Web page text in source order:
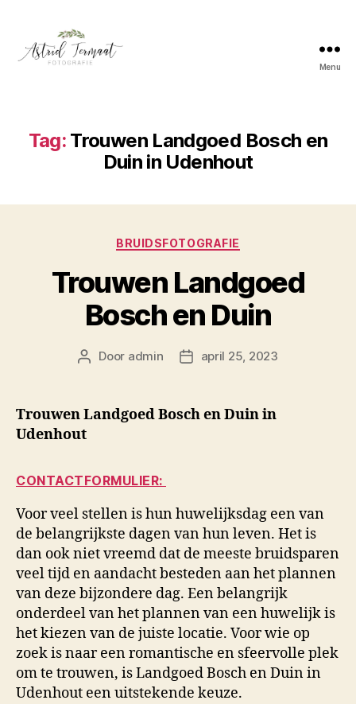
Menu
Tag: Trouwen Landgoed Bosch en
Duin in Udenhout
Categorieën
BRUIDSFOTOGRAFIE
Trouwen Landgoed
Bosch en Duin
Berichtauteur
Door admin Berichtdatum
april 25, 2023
Trouwen Landgoed Bosch en Duin in
Udenhout
CONTACTFORMULIER:
Voor veel stellen is hun huwelijksdag een van
de belangrijkste dagen van hun leven. Het is
dan ook niet vreemd dat de meeste bruidsparen
veel tijd en aandacht besteden aan het plannen
van deze bijzondere dag. Een belangrijk
onderdeel van het plannen van een huwelijk is
het kiezen van de juiste locatie. Voor wie op
zoek is naar een romantische en sfeervolle plek
om te trouwen, is Landgoed Bosch en Duin in
Udenhout een uitstekende keuze.